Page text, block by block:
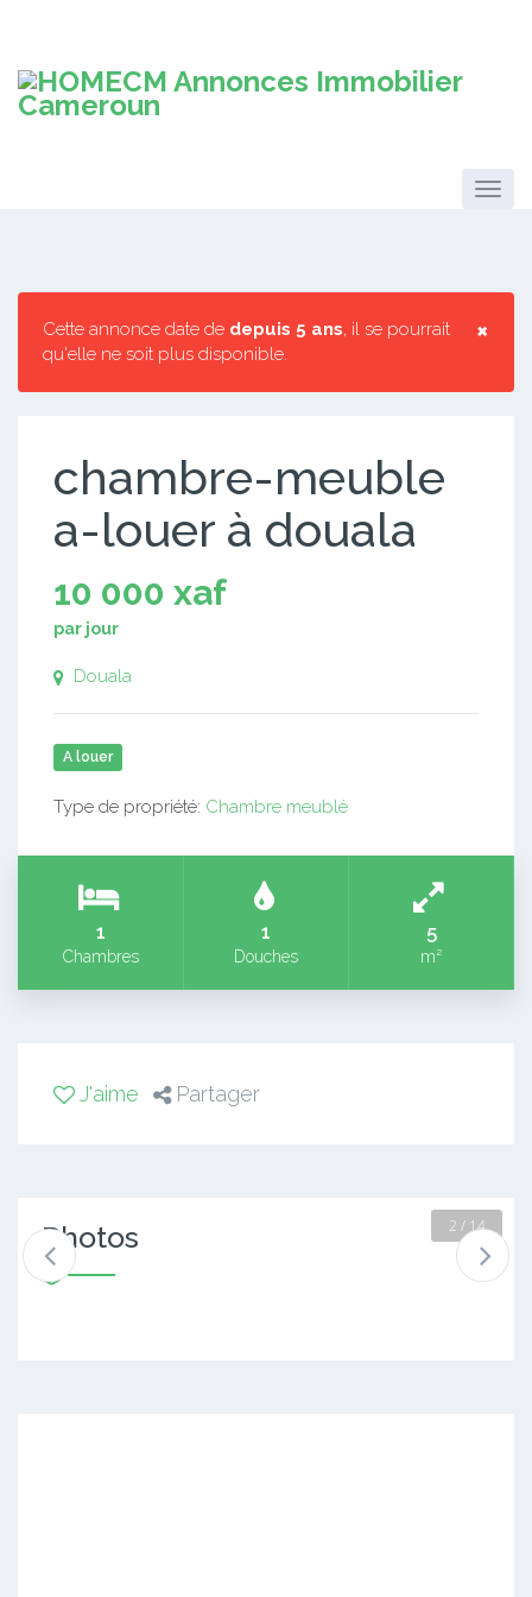
×
Cette annonce date de depuis 5 ans, il se pourrait
qu'elle ne soit plus disponible.
chambre-meuble
a-louer à douala
10 000 xaf
par jour
Douala
A louer
Type de propriété: Chambre meublé
1
Chambres
1
Douches
5
m²
J'aime Partager
Photos 2 / 14